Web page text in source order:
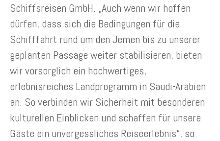
Schiffsreisen GmbH. „Auch wenn wir hoffen
dürfen, dass sich die Bedingungen für die
Schifffahrt rund um den Jemen bis zu unserer
geplanten Passage weiter stabilisieren, bieten
wir vorsorglich ein hochwertiges,
erlebnisreiches Landprogramm in Saudi-Arabien
an. So verbinden wir Sicherheit mit besonderen
kulturellen Einblicken und schaffen für unsere
Gäste ein unvergessliches Reiseerlebnis“, so